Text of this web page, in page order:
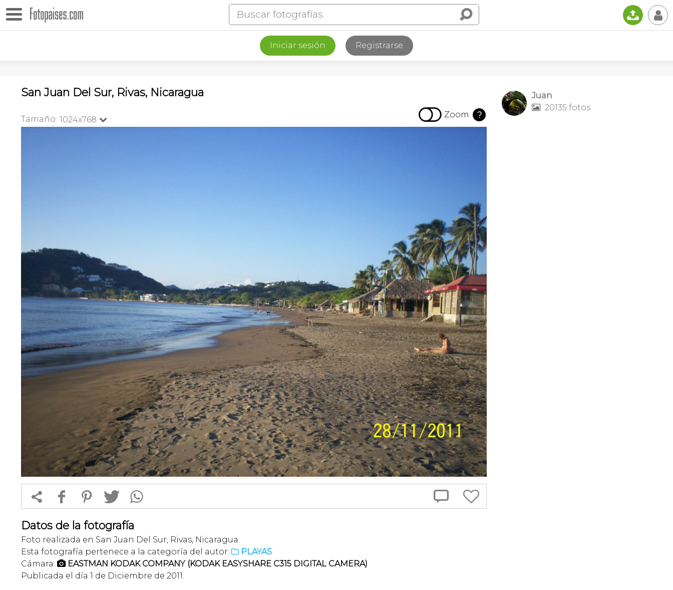
📤 👤
Iniciar sesión Registrarse
San Juan Del Sur, Rivas, Nicaragua
Tamaño: 1024x768   Zoom ?
 f 1 T  
Datos de la fotografía
Foto realizada en San Juan Del Sur, Rivas, Nicaragua.
Esta fotografía pertenece a la categoría del autor:  PLAYAS
Cámara:  EASTMAN KODAK COMPANY (KODAK EASYSHARE C315 DIGITAL CAMERA)
Publicada el día 1 de Diciembre de 2011.
Juan
 20135 fotos